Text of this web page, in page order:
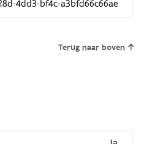
4dd3-bf4c-a3bfd66c66ae
Terug naar boven